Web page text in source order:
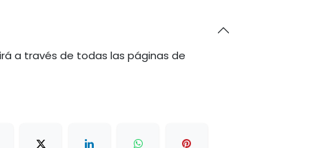
a través de todas las páginas de